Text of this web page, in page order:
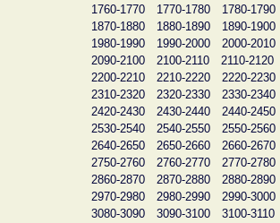
1760-1770
1770-1780 1780-1790
1870-1880
1880-1890 1890-1900
1980-1990
1990-2000 2000-2010
2090-2100
2100-2110 2110-2120
2200-2210
2210-2220 2220-2230
2310-2320
2320-2330 2330-2340
2420-2430
2430-2440 2440-2450
2530-2540
2540-2550 2550-2560
2640-2650
2650-2660 2660-2670
2750-2760
2760-2770 2770-2780
2860-2870
2870-2880 2880-2890
2970-2980
2980-2990 2990-3000
3080-3090
3090-3100 3100-3110